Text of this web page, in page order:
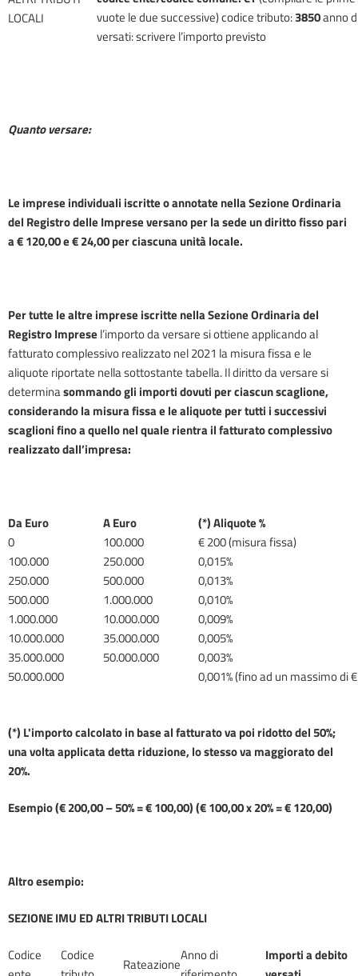
LOCALI
vuote le due successive) codice tributo:3850anno
versati: scrivere l’importo previsto
Quanto versare:
Le imprese individuali iscritte o annotate nella Sezione Ordinaria
del Registro delle Imprese versano per la sede un diritto fisso pari
a € 120,00 e € 24,00 per ciascuna unità locale.
Per tutte le altre imprese iscritte nella Sezione Ordinaria del
Registro Imprese l’importo da versare si ottiene applicando al
fatturato complessivo realizzato nel 2021 la misura fissa e le
aliquote riportate nella sottostante tabella. Il diritto da versare si
determinasommando gli importi dovuti per ciascun scaglione,
considerando la misura fissa e le aliquote per tutti i successivi
scaglioni fino a quello nel quale rientra il fatturato complessivo
realizzato dall’impresa:
Da Euro A Euro
(*) Aliquote %
0
100.000
€ 200 (misura fissa)
100.000
250.000
0,015%
250.000
500.000
0,013%
500.000
1.000.000
0,010%
1.000.000
10.000.000
0,009%
10.000.000
35.000.000
0,005%
35.000.000
50.000.000
0,003%
50.000.000
0,001% (fino ad un massimo di
(*) L'importo calcolato in base al fatturato va poi ridotto del 50%;
una volta applicata detta riduzione, lo stesso va maggiorato del
20%.
Esempio (€ 200,00 – 50% = € 100,00) (€ 100,00 x 20% = € 120,00)
Altro esempio:
SEZIONEIMU EDALTRITRIBUTILOCALI
Codice
Codice
Rateazione
Anno di
Importiadebito